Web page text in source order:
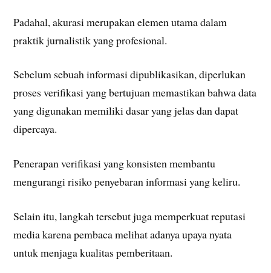
Padahal, akurasi merupakan elemen utama dalam
praktik jurnalistik yang profesional.
Sebelum sebuah informasi dipublikasikan, diperlukan
proses verifikasi yang bertujuan memastikan bahwa data
yang digunakan memiliki dasar yang jelas dan dapat
dipercaya.
Penerapan verifikasi yang konsisten membantu
mengurangi risiko penyebaran informasi yang keliru.
Selain itu, langkah tersebut juga memperkuat reputasi
media karena pembaca melihat adanya upaya nyata
untuk menjaga kualitas pemberitaan.